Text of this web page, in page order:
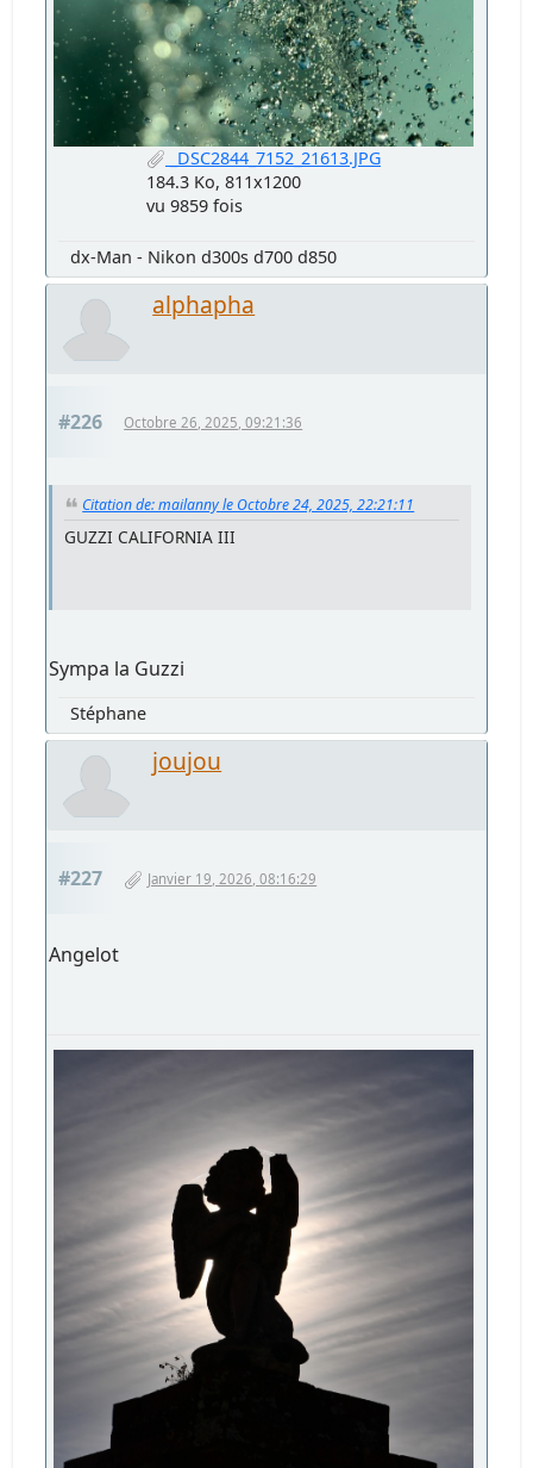
_DSC2844_7152_21613.JPG
184.3 Ko, 811x1200
vu 9859 fois
dx-Man - Nikon d300s d700 d850
alphapha
#226 Octobre 26, 2025, 09:21:36
Citation de: mailanny le Octobre 24, 2025, 22:21:11
GUZZI CALIFORNIA III
Sympa la Guzzi
Stéphane
joujou
#227 Janvier 19, 2026, 08:16:29
Angelot